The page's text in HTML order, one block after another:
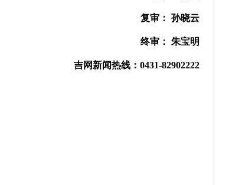
复审： 孙晓云
终审： 朱宝明
吉网新闻热线：0431-82902222